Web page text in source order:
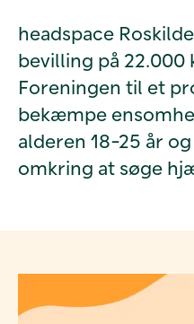
headspace
bevilling på 22.000
Foreningen til et
bekæmpe
alderen 18-25 år
omkring at søge